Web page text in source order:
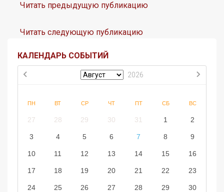
Читать предыдущую публикацию
Читать следующую публикацию
КАЛЕНДАРЬ СОБЫТИЙ
2026
ПН ВТ СР ЧТ ПТ СБ ВС
27 28 29 30 31 1 2
3 4 5 6 7 8 9
10 11 12 13 14 15 16
17 18 19 20 21 22 23
24 25 26 27 28 29 30